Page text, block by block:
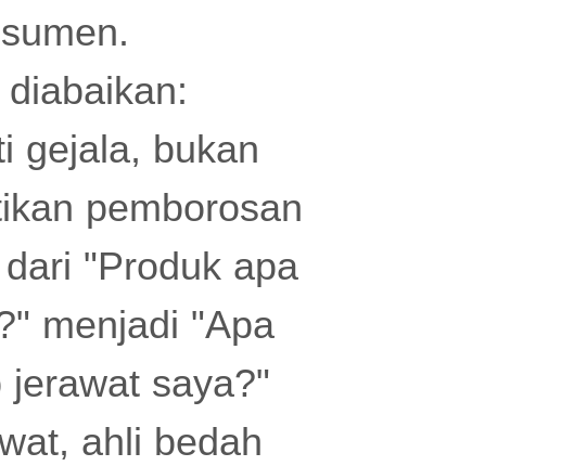
gejala, bukan
pemborosan
"Produk apa
menjadi "Apa
saya?"
ahli bedah